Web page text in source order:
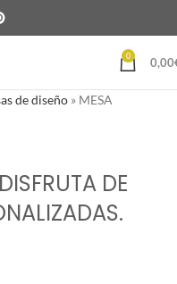
0 0,00
de diseño » MESA
DE